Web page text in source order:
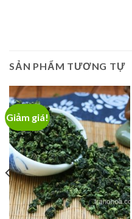
SẢN PHẨM TƯƠNG TỰ
Giảm giá!